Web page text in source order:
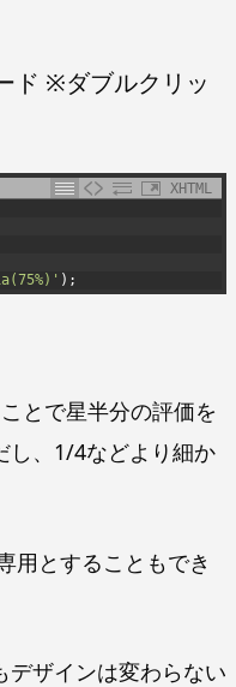
ド ※ダブルクリッ
XHTML
) ;
とで星半分の評価を
し、1/4などより細か
用とすることもでき
デザインは変わらない